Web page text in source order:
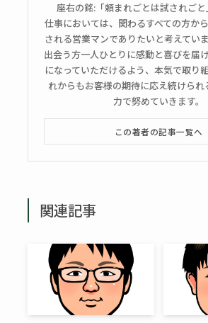
座右の銘:「頼まれごとは試されごと
仕事においては、関わるすべての方か
される営業マンでありたいと考えてい
出会う方一人ひとりに感動と喜びを届
になっていただけるよう、本気で取り
れからもお客様の期待に応え続けら
力で努めていきます。
この著者の記事一覧へ
関連記事